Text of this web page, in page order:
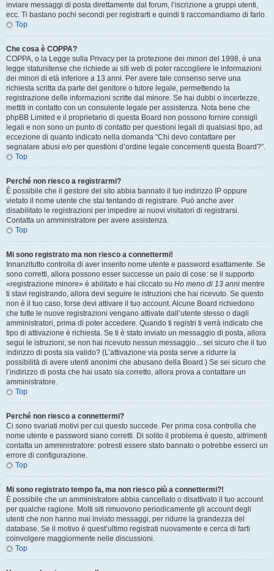
inviare messaggi di posta direttamente dal forum, l’iscrizione a gruppi utenti,
ecc. Ti bastano pochi secondi per registrarti e quindi ti raccomandiamo di farlo.
Top
Che cosa è COPPA?
COPPA, o la Legge sulla Privacy per la protezione dei minori del 1998, è una
legge statunitense che richiede ai siti web di poter raccogliere le informazioni
dei minori di età inferiore a 13 anni. Per avere tale consenso serve una
richiesta scritta da parte del genitore o tutore legale, permettendo la
registrazione delle informazioni scritte dal minore. Se hai dubbi o incertezze,
mettiti in contatto con un consulente legale per assistenza. Nota bene che
phpBB Limited e il proprietario di questa Board non possono fornire consigli
legali e non sono un punto di contatto per questioni legali di qualsiasi tipo, ad
eccezione di quanto indicato nella domanda “Chi devo contattare per
segnalare abusi e/o per questioni d’ordine legale concernenti questa Board?”.
Top
Perché non riesco a registrarmi?
È possibile che il gestore del sito abbia bannato il tuo indirizzo IP oppure
vietato il nome utente che stai tentando di registrare. Può anche aver
disabilitato le registrazioni per impedire ai nuovi visitatori di registrarsi.
Contatta un amministratore per avere assistenza.
Top
Mi sono registrato ma non riesco a connettermi!
Innanzitutto controlla di aver inserito nome utente e password esattamente. Se
sono corretti, allora possono esser successe un paio di cose: se il supporto
«registrazione minore» è abilitato e hai cliccato su Ho meno di 13 anni mentre
ti stavi registrando, allora devi seguire le istruzioni che hai ricevuto. Se questo
non è il tuo caso, forse devi attivare il tuo account. Alcune Board richiedono
che tutte le nuove registrazioni vengano attivate dall’utente stesso o dagli
amministratori, prima di poter accedere. Quando ti registri ti verrà indicato che
tipo di attivazione è richiesta. Se ti è stato inviato un messaggio di posta, allora
segui le istruzioni; se non hai ricevuto nessun messaggio... sei sicuro che il tuo
indirizzo di posta sia valido? (L’attivazione via posta serve a ridurre la
possibilità di avere utenti anonimi che abusano della Board.) Se sei sicuro che
l’indirizzo di posta che hai usato sia corretto, allora prova a contattare un
amministratore.
Top
Perché non riesco a connettermi?
Ci sono svariati motivi per cui questo succede. Per prima cosa controlla che
nome utente e password siano corretti. Di solito il problema è questo, altrimenti
contatta un amministratore: potresti essere stato bannato o potrebbe esserci un
errore di configurazione.
Top
Mi sono registrato tempo fa, ma non riesco più a connettermi?!
È possibile che un amministratore abbia cancellato o disattivato il tuo account
per qualche ragione. Molti siti rimuovono periodicamente gli account degli
utenti che non hanno mai inviato messaggi, per ridurre la grandezza del
database. Se il motivo è quest’ultimo registrati nuovamente e cerca di farti
coinvolgere maggiormente nelle discussioni.
Top